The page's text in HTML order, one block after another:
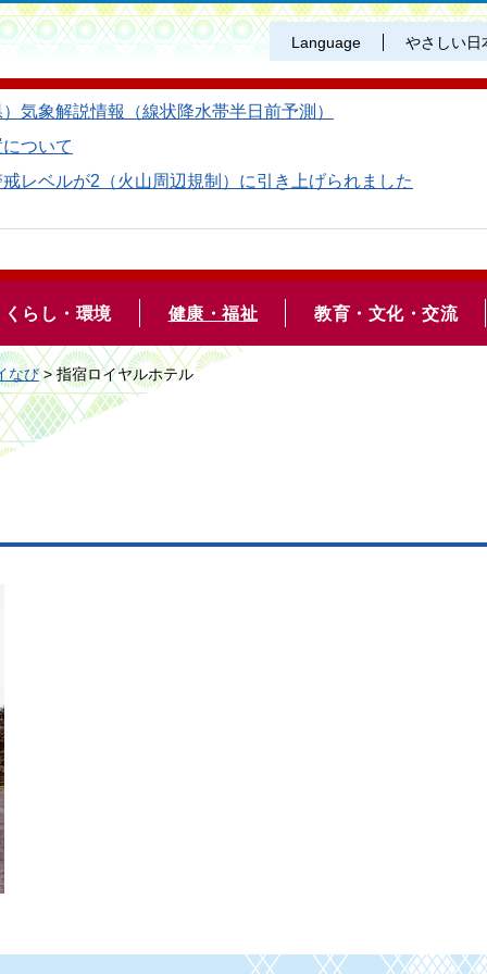
Language やさしい日
気象解説情報（線状降水帯半日前予測）
ついて
レベルが2（火山周辺規制）に引き上げられました
くらし・環境 健康・福祉 教育・文化・交流
なび> 指宿ロイヤルホテル